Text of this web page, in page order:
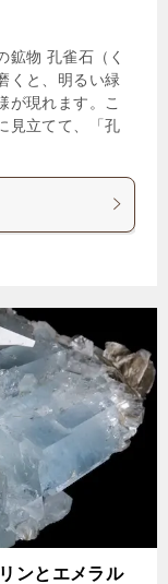
鉱物 孔雀石（く
くと、明るい緑
が現れます。こ
見立てて、「孔
ンとエメラル